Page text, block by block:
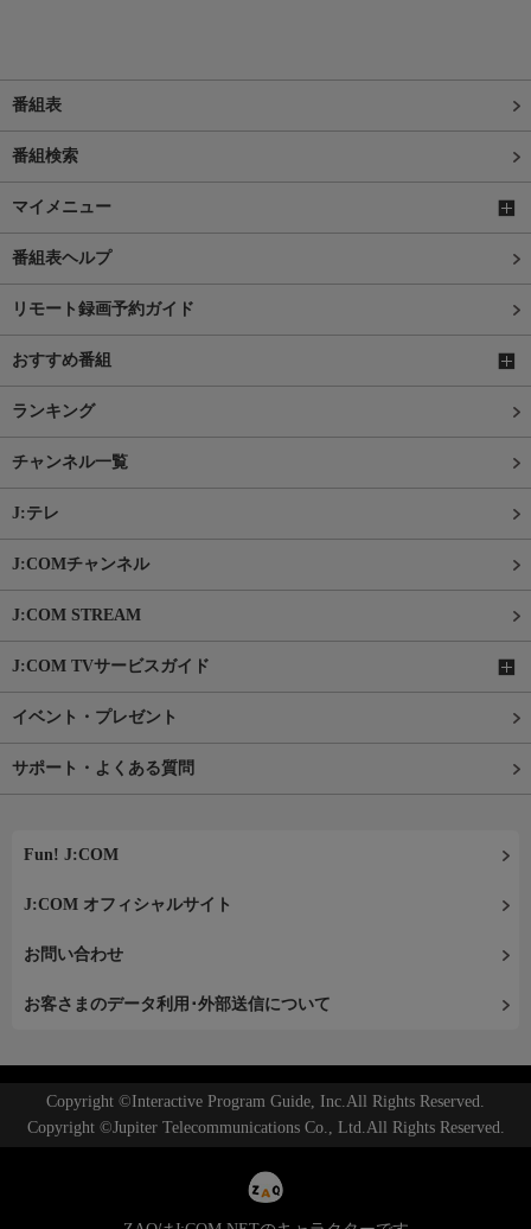
番組表
番組検索
マイメニュー
番組表ヘルプ
リモート録画予約ガイド
おすすめ番組
ランキング
チャンネル一覧
J:テレ
J:COMチャンネル
J:COM STREAM
J:COM TVサービスガイド
イベント・プレゼント
サポート・よくある質問
Fun! J:COM
J:COM オフィシャルサイト
お問い合わせ
お客さまのデータ利用･外部送信について
Copyright ©Interactive Program Guide, Inc.All Rights Reserved.
Copyright ©Jupiter Telecommunications Co., Ltd.All Rights Reserved.